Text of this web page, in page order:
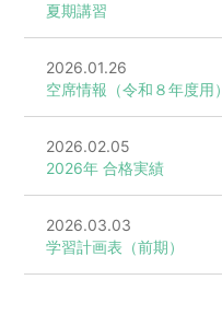
夏期講習
2026.01.26
空席情報（令和８年度用）
2026.02.05
2026年 合格実績
2026.03.03
学習計画表（前期）